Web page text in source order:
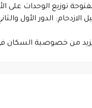
توزيع الوحدات على
من خصوصية السكان في